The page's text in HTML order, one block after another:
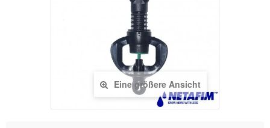
Eine größere Ansicht